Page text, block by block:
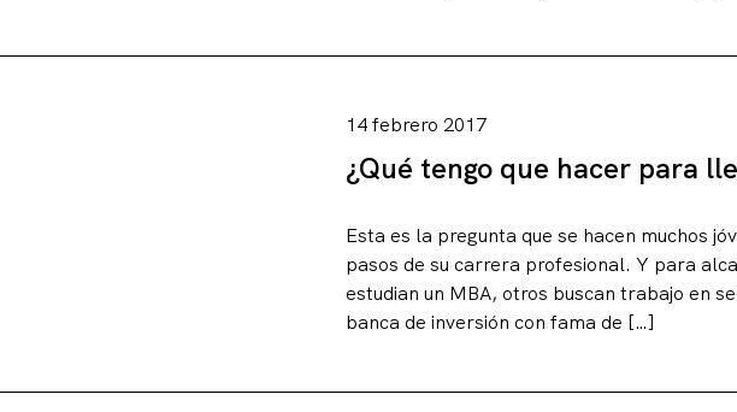
14 febrero 2017
¿Qué tengo que hacer para
Esta es la pregunta que se hacen muchos
pasos de su carrera profesional. Y para
estudian un MBA, otros buscan trabajo en
banca de inversión con fama de […]